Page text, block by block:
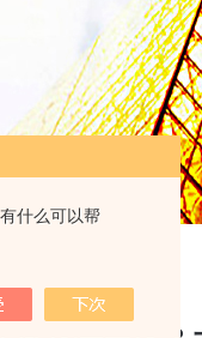
什么可以帮
实测